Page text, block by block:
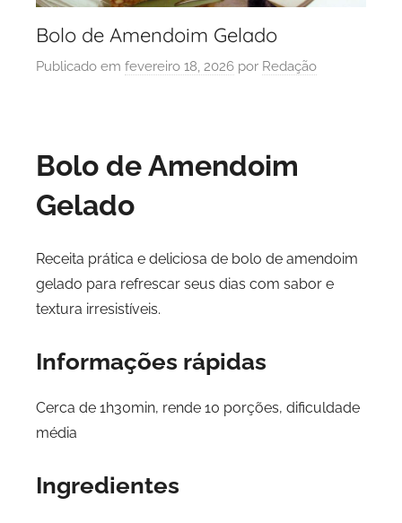
Bolo de Amendoim Gelado
Publicado em fevereiro 18, 2026 por Redação
Bolo de Amendoim
Gelado
Receita prática e deliciosa de bolo de amendoim
gelado para refrescar seus dias com sabor e
textura irresistíveis.
Informações rápidas
Cerca de 1h30min, rende 10 porções, dificuldade
média
Ingredientes